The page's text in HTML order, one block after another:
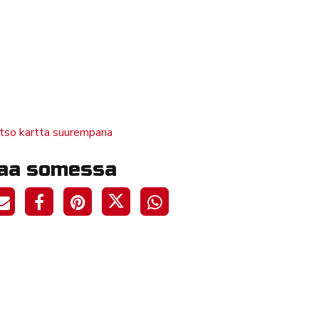
kartta suurempana
somessa